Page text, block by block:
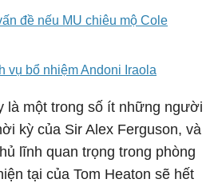
đề nếu MU chiêu mộ Cole
vụ bổ nhiệm Andoni Iraola
là một trong số ít những người
kỳ của Sir Alex Ferguson, và
lĩnh quan trọng trong phòng
tại của Tom Heaton sẽ hết